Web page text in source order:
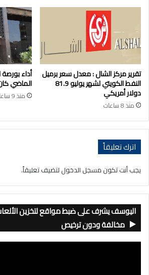
تقرير مركز الشال : معدل سعر برميل
النفط الكويتي لشهر يوليو 81.9
دولار أمريكي
منذ 8 ساعات
أداء
الماضي
منذ 9 ساعات
اترك تعليقاً
يجب أنت تكون مسجل الدخول لتضيف تعليقاً.
اليوسف يشرف على ضبط مواقع لتخزين
مخالفة ودون ترخيص